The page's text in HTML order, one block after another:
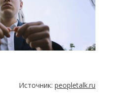
Источник:peopletalk.ru